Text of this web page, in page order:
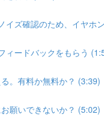
イズ確認のため、イヤホ
ィードバックをもらう
。有料か無料か？ (3:39)
願いできないか？ (5:02)